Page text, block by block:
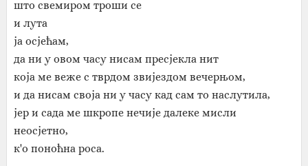
што свемиром троши се
и лута
ја осјећам,
да ни у овом часу нисам пресјекла нит
која ме веже с тврдом звијездом вечерњом,
и да нисам своја ни у часу кад сам то наслутила,
јер и сада ме шкропе нечије далеке мисли
неосјетно,
к'о поноћна роса.